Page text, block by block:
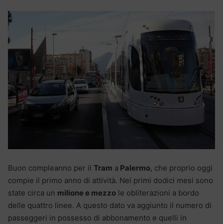
Buon compleanno per il Tram a Palermo, che proprio oggi
compie il primo anno di attività. Nei primi dodici mesi sono
state circa un milione e mezzo le obliterazioni a bordo
delle quattro linee. A questo dato va aggiunto il numero di
passeggeri in possesso di abbonamento e quelli in